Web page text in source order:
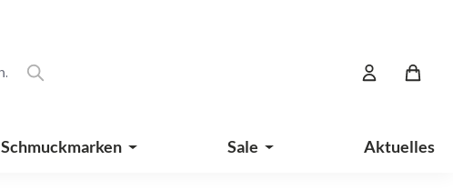
Schmuckmarken Sale Aktuelles